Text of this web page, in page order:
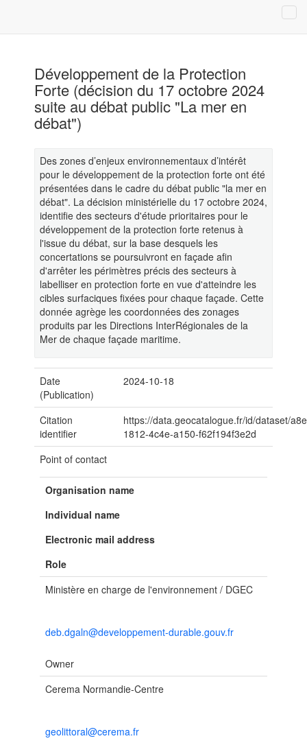
Développement de la Protection
Forte (décision du 17 octobre 2024
suite au débat public "La mer en
débat")
Des zones d’enjeux environnementaux d’intérêt
pour le développement de la protection forte ont été
présentées dans le cadre du débat public "la mer en
débat". La décision ministérielle du 17 octobre 2024,
identifie des secteurs d'étude prioritaires pour le
développement de la protection forte retenus à
l'issue du débat, sur la base desquels les
concertations se poursuivront en façade afin
d'arrêter les périmètres précis des secteurs à
labelliser en protection forte en vue d'atteindre les
cibles surfaciques fixées pour chaque façade. Cette
donnée agrège les coordonnées des zonages
produits par les Directions InterRégionales de la
Mer de chaque façade maritime.
Date
(Publication)
2024-10-18
Citation
identifier
https://data.geocatalogue.fr/id/dataset/
1812-4c4e-a150-f62f194f3e2d
Point of contact
Organisation name
Individual name
Electronic mail address
Role
Ministère en charge de l'environnement / DGEC
deb.dgaln@developpement-durable.gouv.fr
Owner
Cerema Normandie-Centre
geolittoral@cerema.fr